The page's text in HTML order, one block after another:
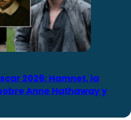
2026: Hamnet, la
Anne Hathaway y